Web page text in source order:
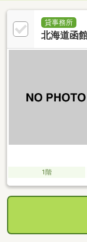
貸事務所
北海道函
1階